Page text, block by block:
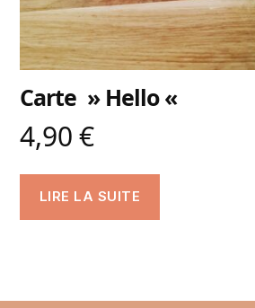
Carte » Hello «
4,90€
LIRE LA SUITE